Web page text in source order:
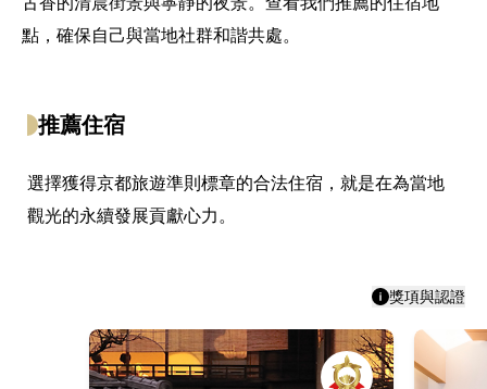
點，確保自己與當地社群和諧共處。
推薦住宿
選擇獲得京都旅遊準則標章的合法住宿，就是在為當地
觀光的永續發展貢獻心力。
獎項與認證